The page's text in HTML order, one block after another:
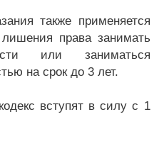
также применяется
права занимать
или заниматься
на срок до 3 лет.
вступят в силу с 1